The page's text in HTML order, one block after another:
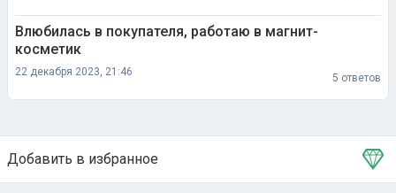
Влюбилась в покупателя, работаю в магнит-
косметик
22 декабря 2023, 21:46
5 ответов
Добавить в избранное
Тема в избранном